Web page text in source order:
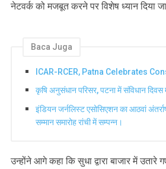
नेटवर्क को मजबूत करने पर विशेष ध्यान दिया
Baca Juga
ICAR-RCER, Patna Celebrates
कृषि अनुसंधान परिसर, पटना में संविधान दिवस
इंडियन जर्नलिस्ट एसोसिएशन का आठवां
सम्मान समारोह रांची में सम्पन्न।
उन्होंने आगे कहा कि सुधा द्वारा बाजार में उतारे